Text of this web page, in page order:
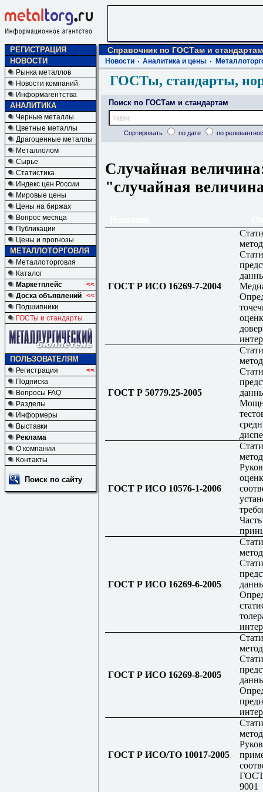
РЕГИСТРАЦИЯ
НОВОСТИ
Рынка металлов
Новости компаний
Информагентства
АНАЛИТИКА
Черные металлы
Цветные металлы
Драгоценные металлы
Металлолом
Сырье
Статистика
Индекс цен России
Мировые цены
Цены на биржах
Вопрос месяца
Публикации
Цены и прогнозы
МЕТАЛЛОТОРГОВЛЯ
Металлоторговля
Каталог
Маркетплейс
<<
Доска объявлений <<
Подшипники
ГОСТы и стандарты
ПОЛЬЗОВАТЕЛЯМ
Регистрация
<<
Подписка
Вопросы FAQ
Разделы
Информеры
Выставки
Реклама
О компании
Контакты
Поиск по сайту
Справочник по ГОСТам и стандартам
Новости Аналитика и цены
ГОСТы, стандарты,
Поиск по ГОСТам и стандартам
Сортировать по дате по
Случайная
"случайная
ГОСТ Р ИСО 16269-7-2004
ГОСТ Р 50779.25-2005
ГОСТ Р ИСО 10576-1-2006
ГОСТ Р ИСО 16269-6-2005
ГОСТ Р ИСО 16269-8-2005
ГОСТ Р ИСО/ТО 10017-2005
9001